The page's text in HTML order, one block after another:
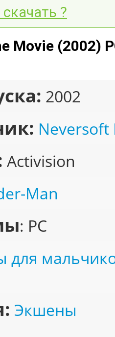
?
Movie (2002)
2002
Activision
Man
: PC
для
Экшены